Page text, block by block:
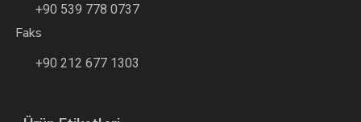
+90 539 778 0737
Faks
+90 212 677 1303